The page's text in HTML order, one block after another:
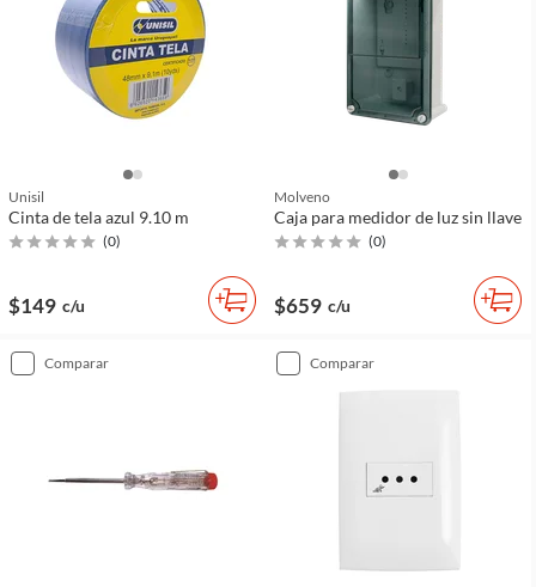
Unisil
Cinta de tela azul 9.10 m
(0)
$149 c/u
Molveno
Caja para medidor de luz sin llave
(0)
$659 c/u
comparar comparar